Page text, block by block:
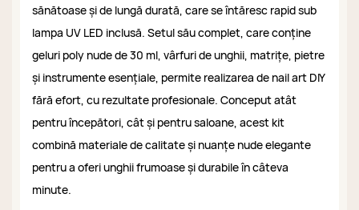
sănătoase și de lungă durată, care se întăresc rapid sub
lampa UV LED inclusă. Setul său complet, care conține
geluri poly nude de 30 ml, vârfuri de unghii, matrițe, pietre
și instrumente esențiale, permite realizarea de nail art DIY
fără efort, cu rezultate profesionale. Conceput atât
pentru începători, cât și pentru saloane, acest kit
combină materiale de calitate și nuanțe nude elegante
pentru a oferi unghii frumoase și durabile în câteva
minute.